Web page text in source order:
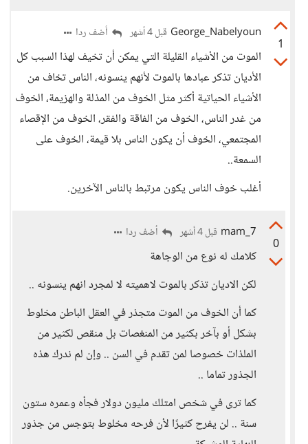
1
George_Nabelyoun قبل 4 أشهر أضف ردا
الموت من الأشياء القليلة التي يمكن أن تخيف لهذا السبب كل
الأديان تذكر عبادها بالموت لأنهم ينسونه، الناس تخاف من
الأشياء الحياتية أكثر مثل الخوف من المذلة والهزيمة، الخوف
من غدر الناس، الخوف من الفاقة والفقر، الخوف من الإقصاء
المجتمعي، الخوف أن يكون الناس بلا قيمة، الخوف على
السمعة..
أغلب خوف الناس يكون مرتبط بالناس الآخرين.
0
mam_7 قبل 4 أشهر أضف ردا
كلامك له نوع من الوجاهة
لكن الاديان تذكر بالموت لاهميته لا لمجرد انهم ينسونه ..
كما أن الخوف من الموت متجذر في العقل الباطن مخلوط
بشكل أو بآخر بكثير من المنغصات بل منقص لكثير من
الملذات خصوصا لمن تقدم في السن .. وإن لم ندرك هذه
الجذور تماما ..
كما ترى في شخص امتلك مليون دولار فجأه وعمره ستون
سنة .. لن يفرح كثيرًا لأن فرحه مخلوط بتوجس من جذور